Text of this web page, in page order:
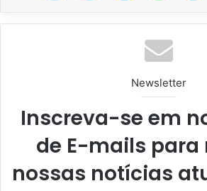
Newsletter
Inscreva-se em
de E-mails para
nossas notícias